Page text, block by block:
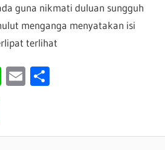
guna nikmati duluan sungguh
menganga menyatakan isi
terlihat
LineEmail